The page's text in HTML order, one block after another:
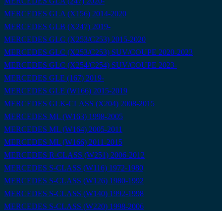
MERCEDES GLA (X156) 2014-2020
MERCEDES GLB (X247) 2019-
MERCEDES GLC (X253/C253) 2015-2020
MERCEDES GLC (X253/C253) SUV/COUPE 2020-2023
MERCEDES GLC (X254/C254) SUV/COUPE 2023-
MERCEDES GLE (167) 2019-
MERCEDES GLE (W166) 2015-2019
MERCEDES GLK-CLASS (X204) 2008-2015
MERCEDES ML (W163) 1998-2005
MERCEDES ML (W164) 2005-2011
MERCEDES ML (W166) 2011-2015
MERCEDES R-CLASS (W251) 2006-2012
MERCEDES S-CLASS (W116) 1972-1980
MERCEDES S-CLASS (W126) 1980-1992
MERCEDES S-CLASS (W140) 1992-1998
MERCEDES S-CLASS (W220) 1998-2006